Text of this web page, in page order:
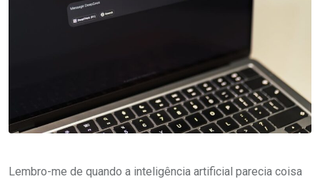
Lembro-me de quando a inteligência artificial parecia coisa